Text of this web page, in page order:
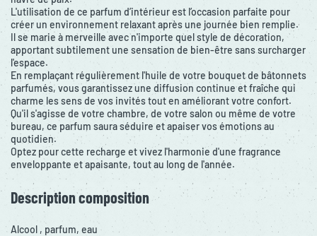
L'utilisation de ce parfum d’intérieur est l’occasion parfaite pour
créer un environnement relaxant après une journée bien remplie.
Il se marie à merveille avec n'importe quel style de décoration,
apportant subtilement une sensation de bien-être sans surcharger
l'espace.
En remplaçant régulièrement l'huile de votre bouquet de bâtonnets
parfumés, vous garantissez une diffusion continue et fraîche qui
charme les sens de vos invités tout en améliorant votre confort.
Qu'il s'agisse de votre chambre, de votre salon ou même de votre
bureau, ce parfum saura séduire et apaiser vos émotions au
quotidien.
Optez pour cette recharge et vivez l'harmonie d'une fragrance
enveloppante et apaisante, tout au long de l'année.
Description composition
Alcool , parfum, eau